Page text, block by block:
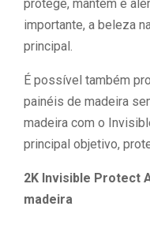
protege, mantém e
importante, a beleza
principal.
É possível também
painéis de madeira
madeira com o
principal objetivo,
2K Invisible Protect
madeira